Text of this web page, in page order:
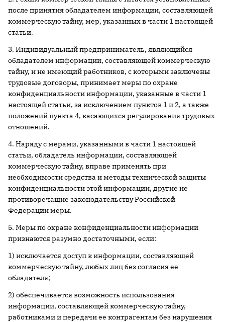
после принятия обладателем информации, составляющей
коммерческую тайну, мер, указанных в части 1 настоящей
статьи.
3. Индивидуальный предприниматель, являющийся
обладателем информации, составляющей коммерческую
тайну, и не имеющий работников, с которыми заключены
трудовые договоры, принимает меры по охране
конфиденциальности информации, указанные в части 1
настоящей статьи, за исключением пунктов 1 и 2, а также
положений пункта 4, касающихся регулирования трудовых
отношений.
4. Наряду с мерами, указанными в части 1 настоящей
статьи, обладатель информации, составляющей
коммерческую тайну, вправе применять при
необходимости средства и методы технической защиты
конфиденциальности этой информации, другие не
противоречащие законодательству Российской
Федерации меры.
5. Меры по охране конфиденциальности информации
признаются разумно достаточными, если:
1) исключается доступ к информации, составляющей
коммерческую тайну, любых лиц без согласия ее
обладателя;
2) обеспечивается возможность использования
информации, составляющей коммерческую тайну,
работниками и передачи ее контрагентам без нарушения